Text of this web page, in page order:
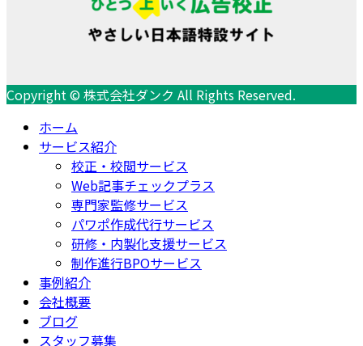
Copyright © 株式会社ダンク All Rights Reserved.
ホーム
サービス紹介
校正・校閲サービス
Web記事チェックプラス
専門家監修サービス
パワポ作成代行サービス
研修・内製化支援サービス
制作進行BPOサービス
事例紹介
会社概要
ブログ
スタッフ募集